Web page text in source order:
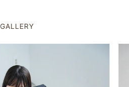
GALLERY